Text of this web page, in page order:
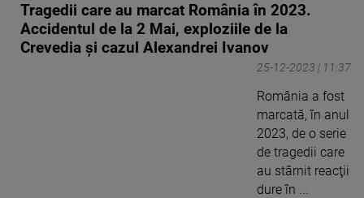
Tragedii care au marcat România în 2023.
Accidentul de la 2 Mai, exploziile de la
Crevedia și cazul Alexandrei Ivanov
25-12-2023 | 11:37
România a fost
marcată, în anul
2023, de o serie
de tragedii care
au stârnit reacţii
dure în ...